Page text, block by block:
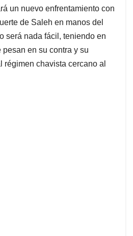
un nuevo enfrentamiento con
de Saleh en manos del
será nada fácil, teniendo en
en su contra y su
chavista cercano al